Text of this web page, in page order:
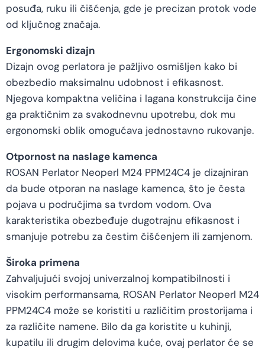
posuđa, ruku ili čišćenja, gde je precizan protok vode
od ključnog značaja.
Ergonomski dizajn
Dizajn ovog perlatora je pažljivo osmišljen kako bi
obezbedio maksimalnu udobnost i efikasnost.
Njegova kompaktna veličina i lagana konstrukcija čine
ga praktičnim za svakodnevnu upotrebu, dok mu
ergonomski oblik omogućava jednostavno rukovanje.
Otpornost na naslage kamenca
ROSAN Perlator Neoperl M24 PPM24C4 je dizajniran
da bude otporan na naslage kamenca, što je česta
pojava u područjima sa tvrdom vodom. Ova
karakteristika obezbeđuje dugotrajnu efikasnost i
smanjuje potrebu za čestim čišćenjem ili zamjenom.
Široka primena
Zahvaljujući svojoj univerzalnoj kompatibilnosti i
visokim performansama, ROSAN Perlator Neoperl M24
PPM24C4 može se koristiti u različitim prostorijama i
za različite namene. Bilo da ga koristite u kuhinji,
kupatilu ili drugim delovima kuće, ovaj perlator će se